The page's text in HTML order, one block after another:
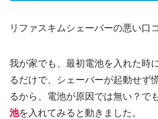
リファスキムシェーバーの悪い口
我が家でも、最初電池を入れた時
るだけで、シェーバーが起動せず
るから、電池が原因では無い？で
池を入れてみると動きました。